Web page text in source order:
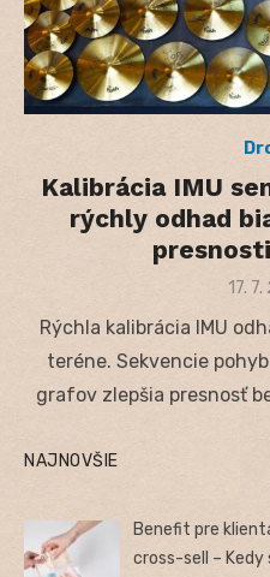
Kalibrácia IMU
rýchly odhad
17.
Rýchla kalibrácia IMU
teréne. Sekvencie
grafov zlepšia presnosť
NAJNOVŠIE
Benefit pre
cross-sell –